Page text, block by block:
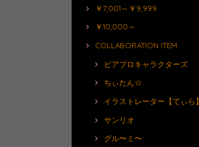
￥7,001～￥9,999
￥10,000～
COLLABORATION ITEM
ピアプロキャラクターズ
ちぃたん☆
イラストレーター【てぃら】
サンリオ
グル〜ミ〜